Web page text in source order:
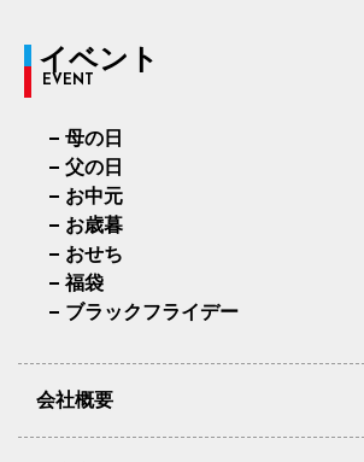
イベント
EVENT
母の日
父の日
お中元
お歳暮
おせち
福袋
ブラックフライデー
会社概要